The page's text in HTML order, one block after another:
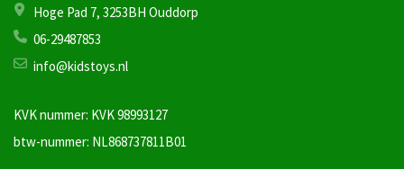
Hoge Pad 7, 3253BH Ouddorp
06-29487853
info@kidstoys.nl
KVK nummer: KVK 98993127
btw-nummer: NL868737811B01